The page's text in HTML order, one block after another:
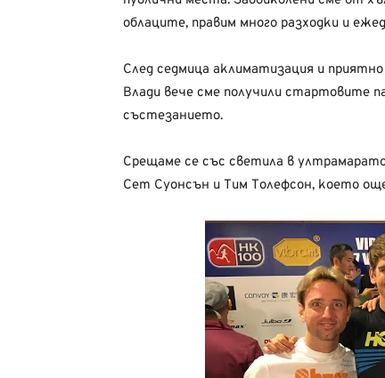
облаците, правим много разходки и
След седмица аклиматизация и
Влади вече сме получили стартовите
състезанието.
Срещаме се със светила в
Сет Суонсън и Тим Толефсон, което